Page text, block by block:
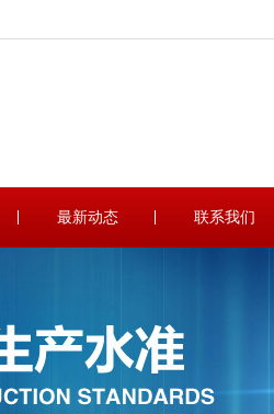
最新动态 联系我们